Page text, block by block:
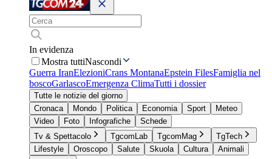
In evidenza
Mostra tuttiNascondi
Guerra IranElezioniCrans MontanaEpstein FilesFamiglia nel
boscoGarlascoEmergenza ClimaTutti i dossier
Tutte le notizie del giorno
Cronaca
Mondo Politica Economia Sport
Meteo
Video
Foto Infografiche
Schede
Tv & Spettacolo
TgcomLab TgcomMag
TgTech
Lifestyle
Oroscopo Salute Skuola Cultura
Animali